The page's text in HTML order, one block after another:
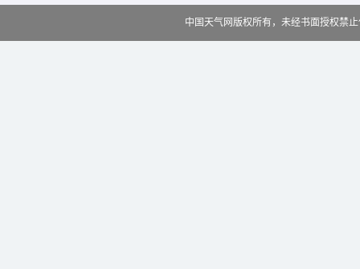
中国天气网版权所有，未经书面授权